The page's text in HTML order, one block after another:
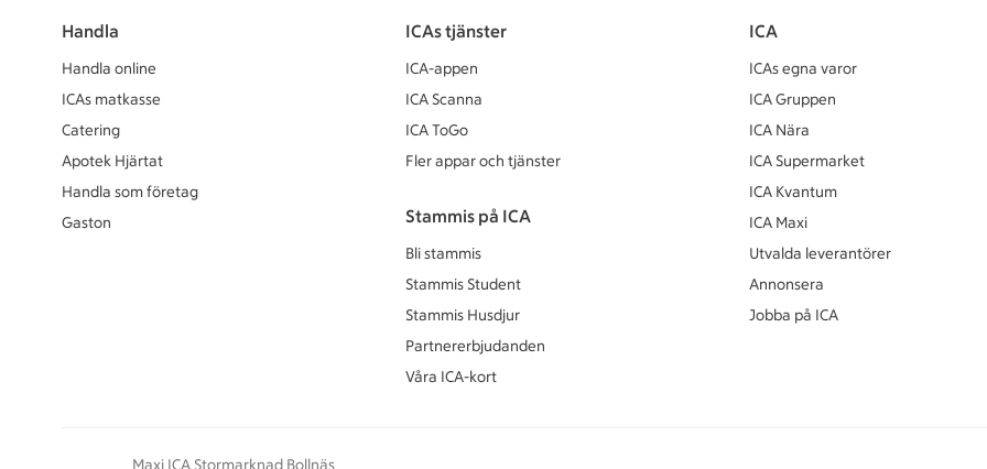
Handla
Handla online
ICAs matkasse
Catering
Apotek Hjärtat
Handla som företag
Gaston
ICAs tjänster
ICA-appen
ICA Scanna
ICA ToGo
Fler appar och tjänster
Stammis på ICA
Bli stammis
Stammis Student
Stammis Husdjur
Partnererbjudanden
Våra ICA-kort
ICA
ICAs egna varor
ICA Gruppen
ICA Nära
ICA Supermarket
ICA Kvantum
ICA Maxi
Utvalda leverantörer
Annonsera
Jobba på ICA
Maxi ICA Stormarknad Bollnäs